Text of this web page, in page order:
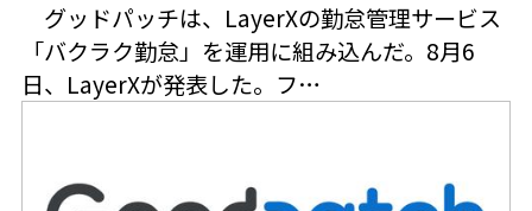
グッドパッチは、LayerXの勤怠管理サービス
「バクラク勤怠」を運用に組み込んだ。8月6
日、LayerXが発表した。フ…